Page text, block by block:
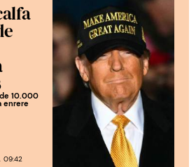
10.000
enrere
09:42